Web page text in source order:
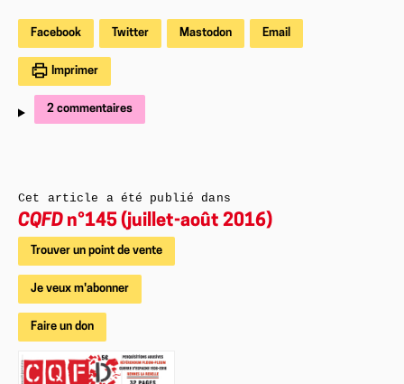
Facebook Twitter Mastodon Email
Imprimer
2 commentaires
Cet article a été publié dans
CQFD n°145 (juillet-août 2016)
Trouver un point de vente
Je veux m'abonner
Faire un don